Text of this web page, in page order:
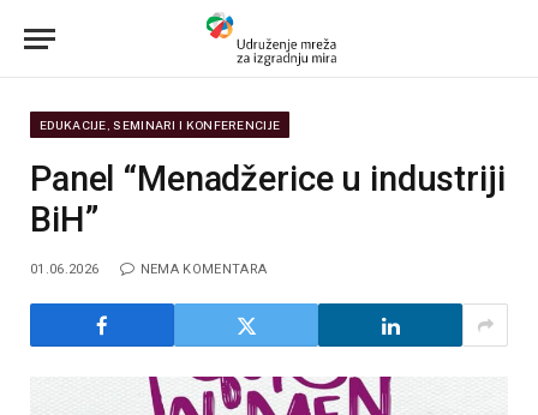
EDUKACIJE, SEMINARI I KONFERENCIJE
Panel “Menadžerice u industriji
BiH”
01.06.2026 NEMA KOMENTARA